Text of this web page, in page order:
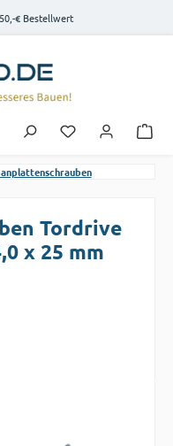
€ Bestellwert
Du hast 0
Tordrive
x 25 mm